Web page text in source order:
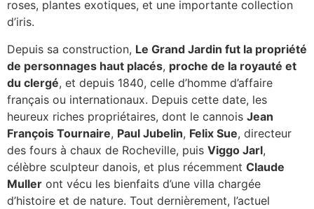
roses, plantes exotiques, et une importante collection
d’iris.
Depuis sa construction, Le Grand Jardin fut la propriété
de personnages haut placés, proche de la royauté et
du clergé, et depuis 1840, celle d’homme d’affaire
français ou internationaux. Depuis cette date, les
heureux riches propriétaires, dont le cannois Jean
François Tournaire, Paul Jubelin, Felix Sue, directeur
des fours à chaux de Rocheville, puis Viggo Jarl,
célèbre sculpteur danois, et plus récemment Claude
Muller ont vécu les bienfaits d’une villa chargée
d’histoire et de nature. Tout dernièrement, l’actuel